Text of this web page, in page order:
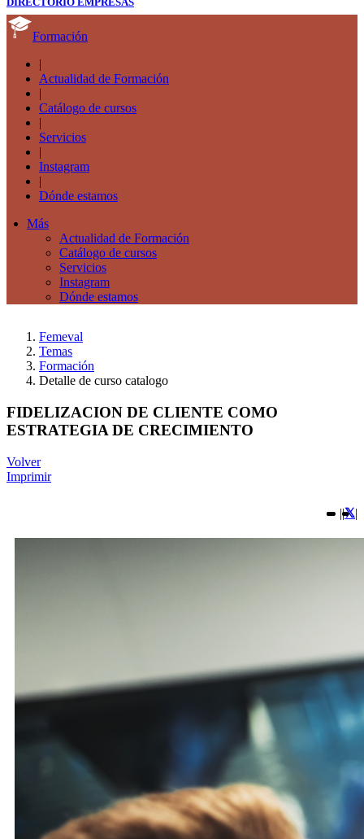
Formación
|
Actualidad de Formación
|
Catálogo de cursos
|
Servicios
|
Instagram
|
Dónde estamos
Más
Actualidad de Formación
Catálogo de cursos
Servicios
Instagram
Dónde estamos
Femeval
Temas
Formación
Detalle de curso catalogo
FIDELIZACION DE CLIENTE COMO
ESTRATEGIA DE CRECIMIENTO
Volver
Imprimir
|| |